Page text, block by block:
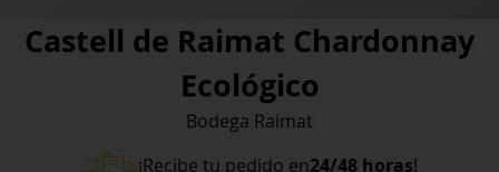
Castell de Raimat Chardonnay
Ecológico
Bodega Raimat
¡Recibe tu pedido en24/48 horas!